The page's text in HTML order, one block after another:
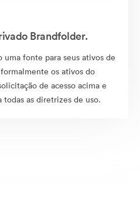
Brandfolder.
uma fonte para seus ativos de
os ativos do
de acesso acima e
as diretrizes de uso.